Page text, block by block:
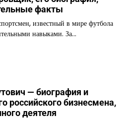
факты
известный в мире футбола
навыками. За…
— биография и
российского бизнесмена,
деятеля